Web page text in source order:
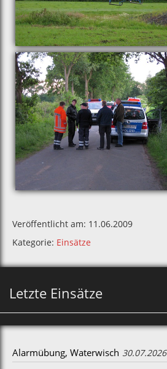
Veröffentlicht am: 11.06.2009
Kategorie: Einsätze
Letzte Einsätze
Alarmübung, Waterwisch 30.07.2026